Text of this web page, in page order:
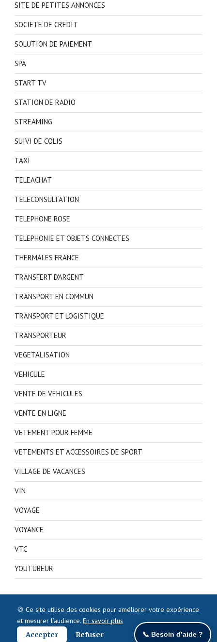
SITE DE PETITES ANNONCES
SOCIETE DE CREDIT
SOLUTION DE PAIEMENT
SPA
START TV
STATION DE RADIO
STREAMING
SUIVI DE COLIS
TAXI
TELEACHAT
TELECONSULTATION
TELEPHONE ROSE
TELEPHONIE ET OBJETS CONNECTES
THERMALES FRANCE
TRANSFERT D'ARGENT
TRANSPORT EN COMMUN
TRANSPORT ET LOGISTIQUE
TRANSPORTEUR
VEGETALISATION
VEHICULE
VENTE DE VEHICULES
VENTE EN LIGNE
VETEMENT POUR FEMME
VETEMENTS ET ACCESSOIRES DE SPORT
VILLAGE DE VACANCES
VIN
VOYAGE
VOYANCE
VTC
YOUTUBEUR
🍪 Ce site utilise des cookies pour améliorer votre expérience
et mesurer l’audience. En savoir plus
Accepter
Refuser 📞 Besoin d’aide ?